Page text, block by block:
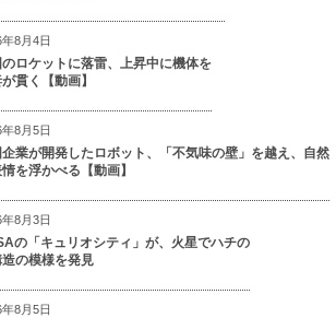
8月4日
ロケットに落雷、上昇中に機体を
貫く【動画】
8月5日
業が開発したロボット、「不気味の壁」を越え、自然
を浮かべる【動画】
8月3日
の「キュリオシティ」が、火星でハチの
の模様を発見
8月5日